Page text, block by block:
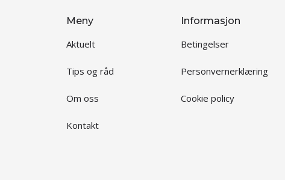
Meny
Aktuelt
Tips og råd
Om oss
Kontakt
Informasjon
Betingelser
Personvernerklæring
Cookie policy